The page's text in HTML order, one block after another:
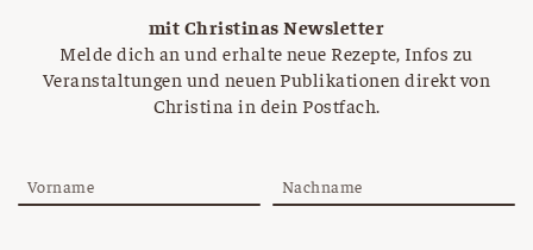
mit Christinas Newsletter
Melde dich an und erhalte neue Rezepte, Infos zu
Veranstaltungen und neuen Publikationen direkt von
Christina in dein Postfach.
Vorname Nachname